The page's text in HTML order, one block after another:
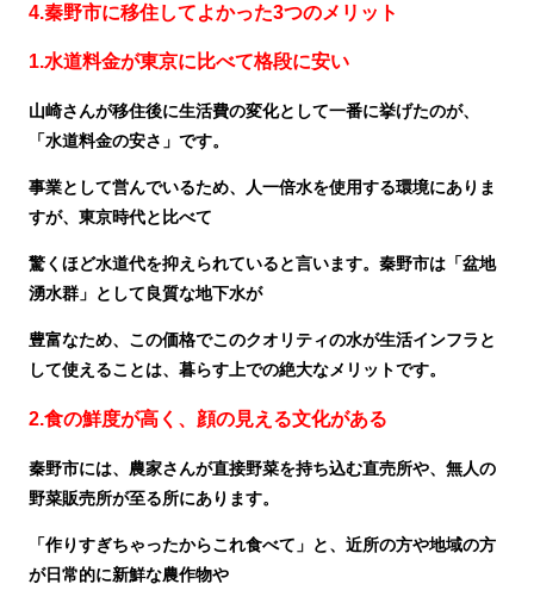
4.秦野市に移住してよかった3つのメリット
1.水道料金が東京に比べて格段に安い
山崎さんが移住後に生活費の変化として一番に挙げたのが、
「水道料金の安さ」です。
事業として営んでいるため、人一倍水を使用する環境にありま
すが、東京時代と比べて
驚くほど水道代を抑えられていると言います。秦野市は「盆地
湧水群」として良質な地下水が
豊富なため、この価格でこのクオリティの水が生活インフラと
して使えることは、暮らす上での絶大なメリットです。
2.食の鮮度が高く、顔の見える文化がある
秦野市には、農家さんが直接野菜を持ち込む直売所や、無人の
野菜販売所が至る所にあります。
「作りすぎちゃったからこれ食べて」と、近所の方や地域の方
が日常的に新鮮な農作物や